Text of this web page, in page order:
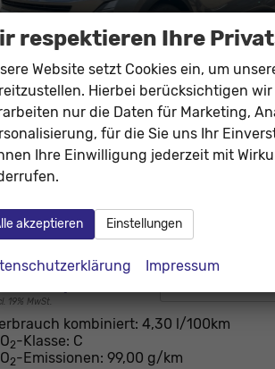
Captur
KAMERA+LED+PDC
200450 Getriebe Automatik
19% MwSt.
kombiniert: 4,30 l/100km
2-Klasse: C
2-Emissionen: 99,00 g/km
respektieren Ihre
Website setzt Cookies ein, um
Hierbei berücksichtigen
nur die Daten für Marketing,
für die Sie uns Ihr
Ihre Einwilligung jederzeit mit
akzeptieren Einstellungen
Impressum